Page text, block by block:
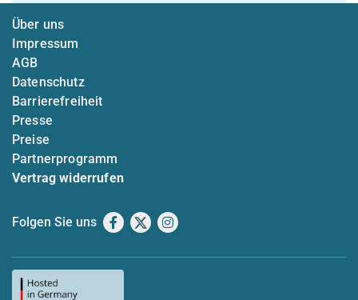
Über uns
Impressum
AGB
Datenschutz
Barrierefreiheit
Presse
Preise
Partnerprogramm
Vertrag widerrufen
Folgen Sie uns Facebook
X Instagram